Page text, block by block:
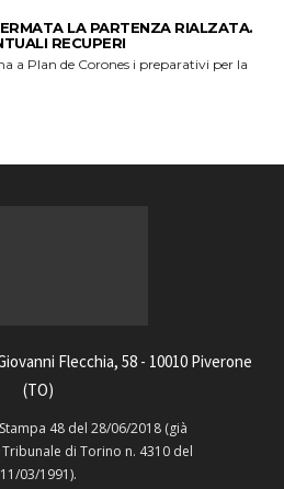
LA PARTENZA RIALZATA.
RECUPERI
a Plan de Corones i preparativi per la
Flecchia, 58 - 10010 Piverone
(TO)
48 del 28/06/2018 (già
di Torino n. 4310 del
11/03/1991).